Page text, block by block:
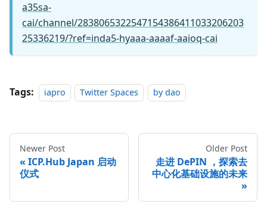
a35sa-
cai/channel/2838065322547154386411033206203
25336219/?ref=inda5-hyaaa-aaaaf-aaioq-cai
Tags: iapro Twitter Spaces by dao
Newer Post
ICP.Hub Japan 启动
仪式
Older Post
走进 DePIN ，探索去
中心化基础设施的未来